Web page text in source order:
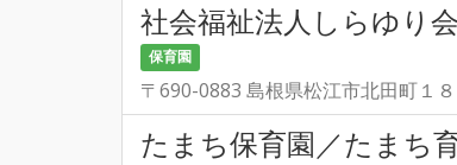
社会福祉法人しらゆり
保育園
〒690-0883 島根県松江市北田町１
たまち保育園／たまち